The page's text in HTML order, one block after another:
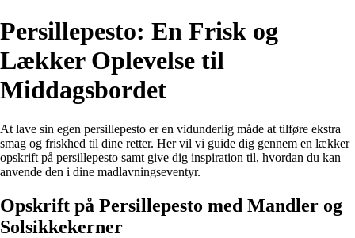
Persillepesto: En Frisk og
Lækker Oplevelse til
Middagsbordet
At lave sin egen persillepesto er en vidunderlig måde at tilføre ekstra
smag og friskhed til dine retter. Her vil vi guide dig gennem en lækker
opskrift på persillepesto samt give dig inspiration til, hvordan du kan
anvende den i dine madlavningseventyr.
Opskrift på Persillepesto med Mandler og
Solsikkekerner